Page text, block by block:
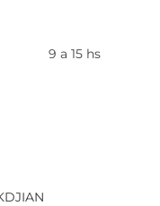
9 a 15 hs